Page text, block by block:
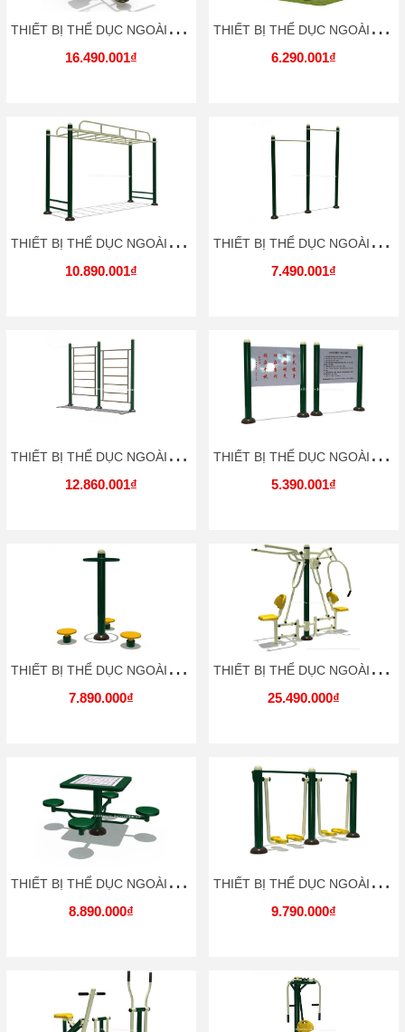
T
HIẾT BỊ THỂ DỤC NGOÀI TRỜI TDNT029 DOCHOIKINHBAC
16.490.001₫
T
HIẾT BỊ THỂ DỤC NGOÀI TRỜI TDNT030 DOCHOIKINHBAC
6.290.001₫
T
HIẾT BỊ THỂ DỤC NGOÀI TRỜI TDNT031 DOCHOIKINHBAC
10.890.001₫
T
HIẾT BỊ THỂ DỤC NGOÀI TRỜI TDNT032 DOCHOIKINHBAC
7.490.001₫
T
HIẾT BỊ THỂ DỤC NGOÀI TRỜI TDNT033 DOCHOIKINHBAC
12.860.001₫
T
HIẾT BỊ THỂ DỤC NGOÀI TRỜI TDNT034 DOCHOIKINHBAC
5.390.001₫
T
HIẾT BỊ THỂ DỤC NGOÀI TRỜI TDNT035 DOCHOIKINHBAC
7.890.000₫
T
HIẾT BỊ THỂ DỤC NGOÀI TRỜI TDNT036 DOCHOIKINHBAC
25.490.000₫
T
HIẾT BỊ THỂ DỤC NGOÀI TRỜI TDNT037 DOCHOIKINHBAC
8.890.000₫
T
HIẾT BỊ THỂ DỤC NGOÀI TRỜI TDNT038 DOCHOIKINHBAC
9.790.000₫